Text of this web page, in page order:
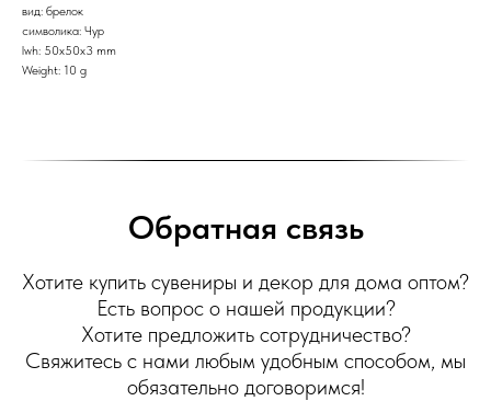
вид: брелок
символика: Чур
lwh: 50x50x3 mm
Weight: 10 g
Обратная связь
Хотите купить сувениры и декор для дома оптом?
Есть вопрос о нашей продукции?
Хотите предложить сотрудничество?
Свяжитесь с нами любым удобным способом, мы
обязательно договоримся!